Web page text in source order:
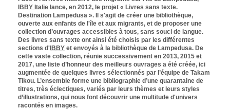
IBBY Italie lance, en 2012, le projet « Livres sans texte.
Destination Lampedusa ». Il s'agit de créer une bibliothèque,
ouverte aux enfants de l'île et aux migrants, et de proposer une
collection d’ouvrages accessibles à tous, sans souci de langue.
Des livres sans texte ont ainsi été choisis par les différentes
sections d' IBBY et envoyés à la bibliothèque de Lampedusa. De
cette vaste collection, réunie successivement en 2013, 2015 et
2017, une liste d’honneur des meilleurs ouvrages a été créée, ici
augmentée de quelques livres sélectionnés par l’équipe de Takam
Tikou. L’ensemble forme une bibliographie d’une quarantaine de
titres, très éclectiques, variés par leurs thèmes et leurs styles
d’illustrations, qui nous font découvrir une multitude d'univers
racontés en images.